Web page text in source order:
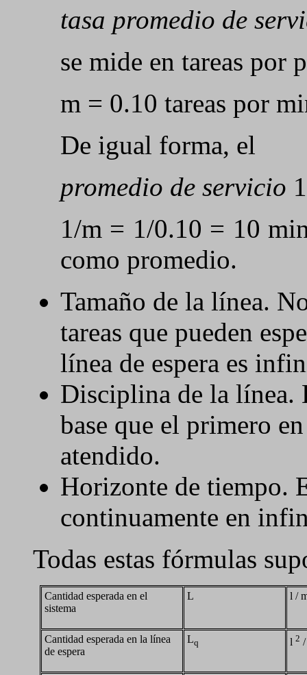
tasa promedio de
se mide en tareas por
m = 0.10 tareas por
De igual forma, el
promedio de servicio
1/m = 1/0.10 = 10
como promedio.
Tamaño de la línea.
tareas que pueden
línea de espera es
Disciplina de la línea.
base que el primero
atendido.
Horizonte de tiempo.
continuamente en
Todas estas fórmulas
Cantidad esperada en el
sistema
L l /
Cantidad esperada en la línea
de espera
Lq l 2